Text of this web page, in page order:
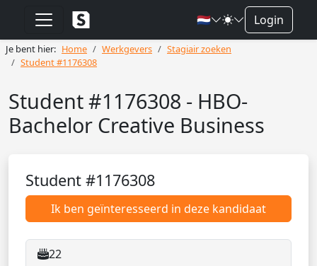
🇳🇱 Login
Je bent hier: Home Werkgevers
Stagiair zoeken
Student #1176308
Student #1176308 - HBO-
Bachelor Creative Business
Student #1176308
Ik ben geïnteresseerd in deze kandidaat
22